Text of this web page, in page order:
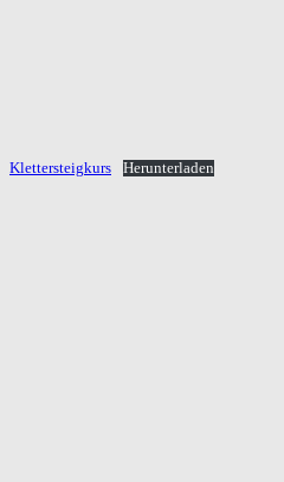
Klettersteigkurs Herunterladen